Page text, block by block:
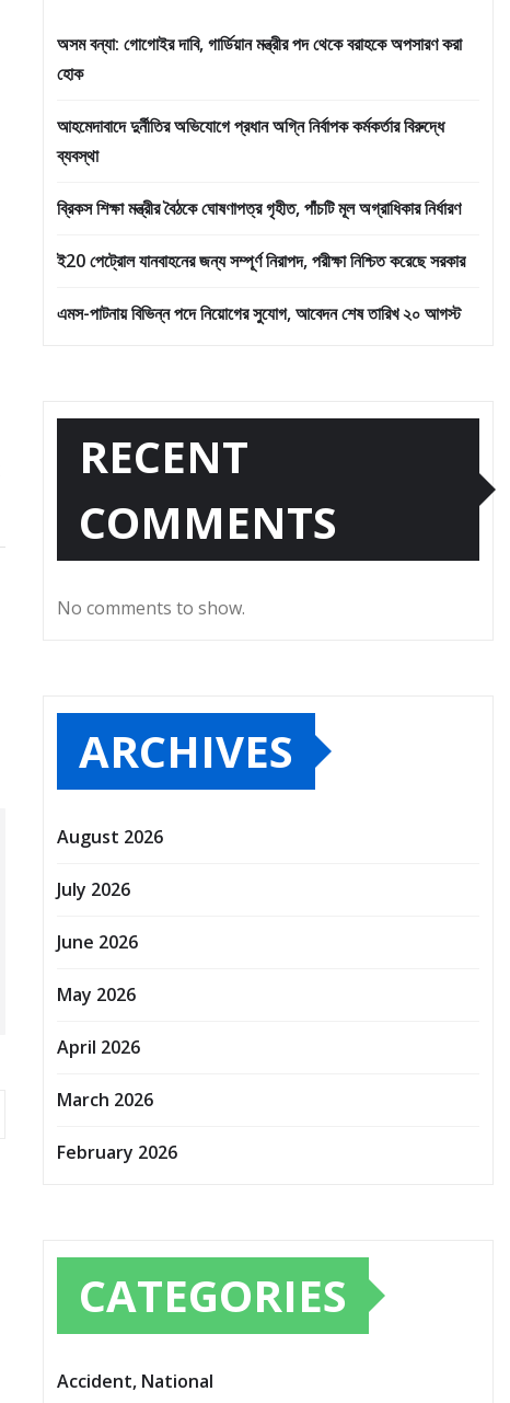
অসম বন্যা: গোগোইর দাবি, গার্ডিয়ান মন্ত্রীর পদ থেকে বরাহকে অপসারণ করা
হোক
আহমেদাবাদে দুর্নীতির অভিযোগে প্রধান অগ্নি নির্বাপক কর্মকর্তার বিরুদ্ধে
ব্যবস্থা
ব্রিকস শিক্ষা মন্ত্রীর বৈঠকে ঘোষণাপত্র গৃহীত, পাঁচটি মূল অগ্রাধিকার নির্ধারণ
ই20 পেট্রোল যানবাহনের জন্য সম্পূর্ণ নিরাপদ, পরীক্ষা নিশ্চিত করেছে সরকার
এমস-পাটনায় বিভিন্ন পদে নিয়োগের সুযোগ, আবেদন শেষ তারিখ ২০ আগস্ট
RECENT
COMMENTS
No comments to show.
ARCHIVES
August 2026
July 2026
June 2026
May 2026
April 2026
March 2026
February 2026
CATEGORIES
Accident, National